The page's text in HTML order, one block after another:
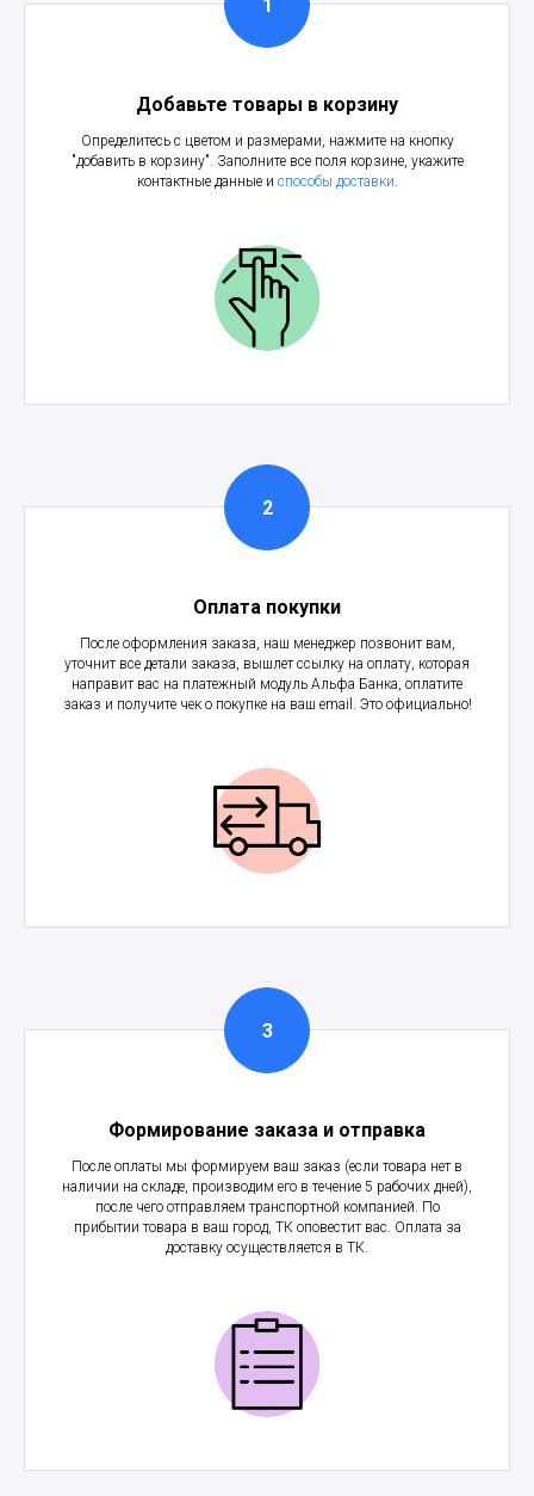
Добавьте товары в корзину
Определитесь с цветом и размерами, нажмите на кнопку
"добавить в корзину". Заполните все поля корзине, укажите
контактные данные и способы доставки.
Оплата покупки
После оформления заказа, наш менеджер позвонит вам,
уточнит все детали заказа, вышлет ссылку на оплату, которая
направит вас на платежный модуль Альфа Банка, оплатите
заказ и получите чек о покупке на ваш email. Это официально!
Формирование заказа и отправка
После оплаты мы формируем ваш заказ (если товара нет в
наличии на складе, производим его в течение 5 рабочих дней),
после чего отправляем транспортной компанией. По
прибытии товара в ваш город, ТК оповестит вас. Оплата за
доставку осуществляется в ТК.